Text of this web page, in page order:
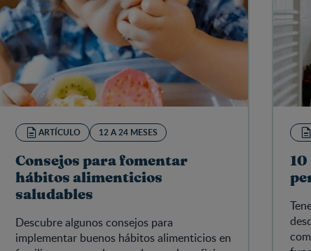
ARTÍCULO 12 A 24 MESES
Consejos para fomentar
hábitos alimenticios
saludables
Descubre algunos consejos para
implementar buenos hábitos alimenticios en
10